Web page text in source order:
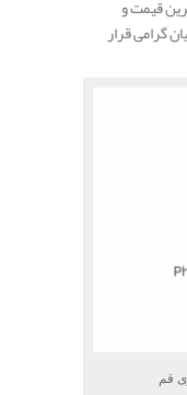
قیمت و
گرامی قرار
قم